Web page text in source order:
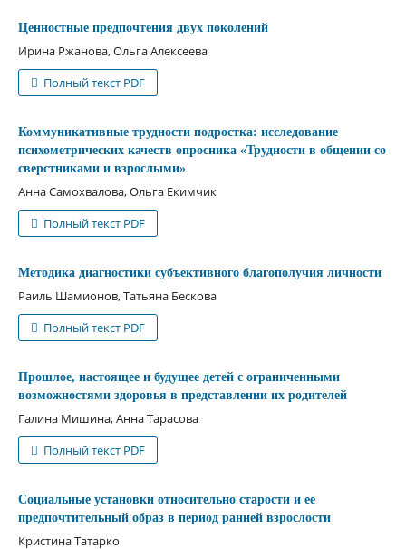
Ценностные предпочтения двух поколений
Ирина Ржанова, Ольга Алексеева
Полный текст PDF
Коммуникативные трудности подростка: исследование
психометрических качеств опросника «Трудности в общении со
сверстниками и взрослыми»
Анна Самохвалова, Ольга Екимчик
Полный текст PDF
Методика диагностики субъективного благополучия личности
Раиль Шамионов, Татьяна Бескова
Полный текст PDF
Прошлое, настоящее и будущее детей с ограниченными
возможностями здоровья в представлении их родителей
Галина Мишина, Анна Тарасова
Полный текст PDF
Социальные установки относительно старости и ее
предпочтительный образ в период ранней взрослости
Кристина Татарко